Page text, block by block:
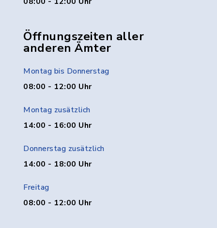
Öffnungszeiten aller
anderen Ämter
Montag bis Donnerstag
08:00 - 12:00 Uhr
Montag zusätzlich
14:00 - 16:00 Uhr
Donnerstag zusätzlich
14:00 - 18:00 Uhr
Freitag
08:00 - 12:00 Uhr